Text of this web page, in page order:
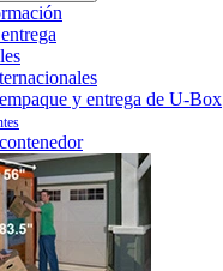
y entrega de U-Box